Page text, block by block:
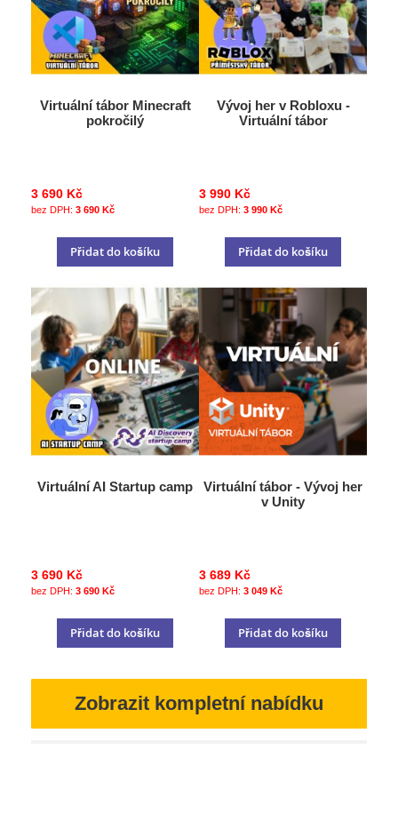
Virtuální tábor Minecraft
pokročilý
3 690 Kč
3 690 Kč
Přidat do košíku
Vývoj her v Robloxu -
Virtuální tábor
3 990 Kč
3 990 Kč
Přidat do košíku
Virtuální AI Startup camp
3 690 Kč
3 690 Kč
Přidat do košíku
Virtuální tábor - Vývoj her
v Unity
3 689 Kč
3 049 Kč
Přidat do košíku
Zobrazit kompletní nabídku